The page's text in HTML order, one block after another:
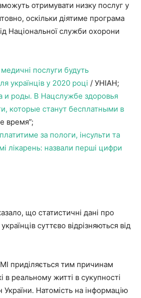
отримувати низку послуг у
оскільки діятиме програма
Національної служби охорони
послуги будуть
українців у 2020 році / УНІАН;
и роды. В Нацслужбе здоровья
которые станут бесплатными в
время”;
за пологи, інсульти та
лікарень: назвали перші цифри
що статистичні дані про
суттєво відрізняються від
приділяється тим причинам
в реальному житті в сукупності
Натомість на інформацію